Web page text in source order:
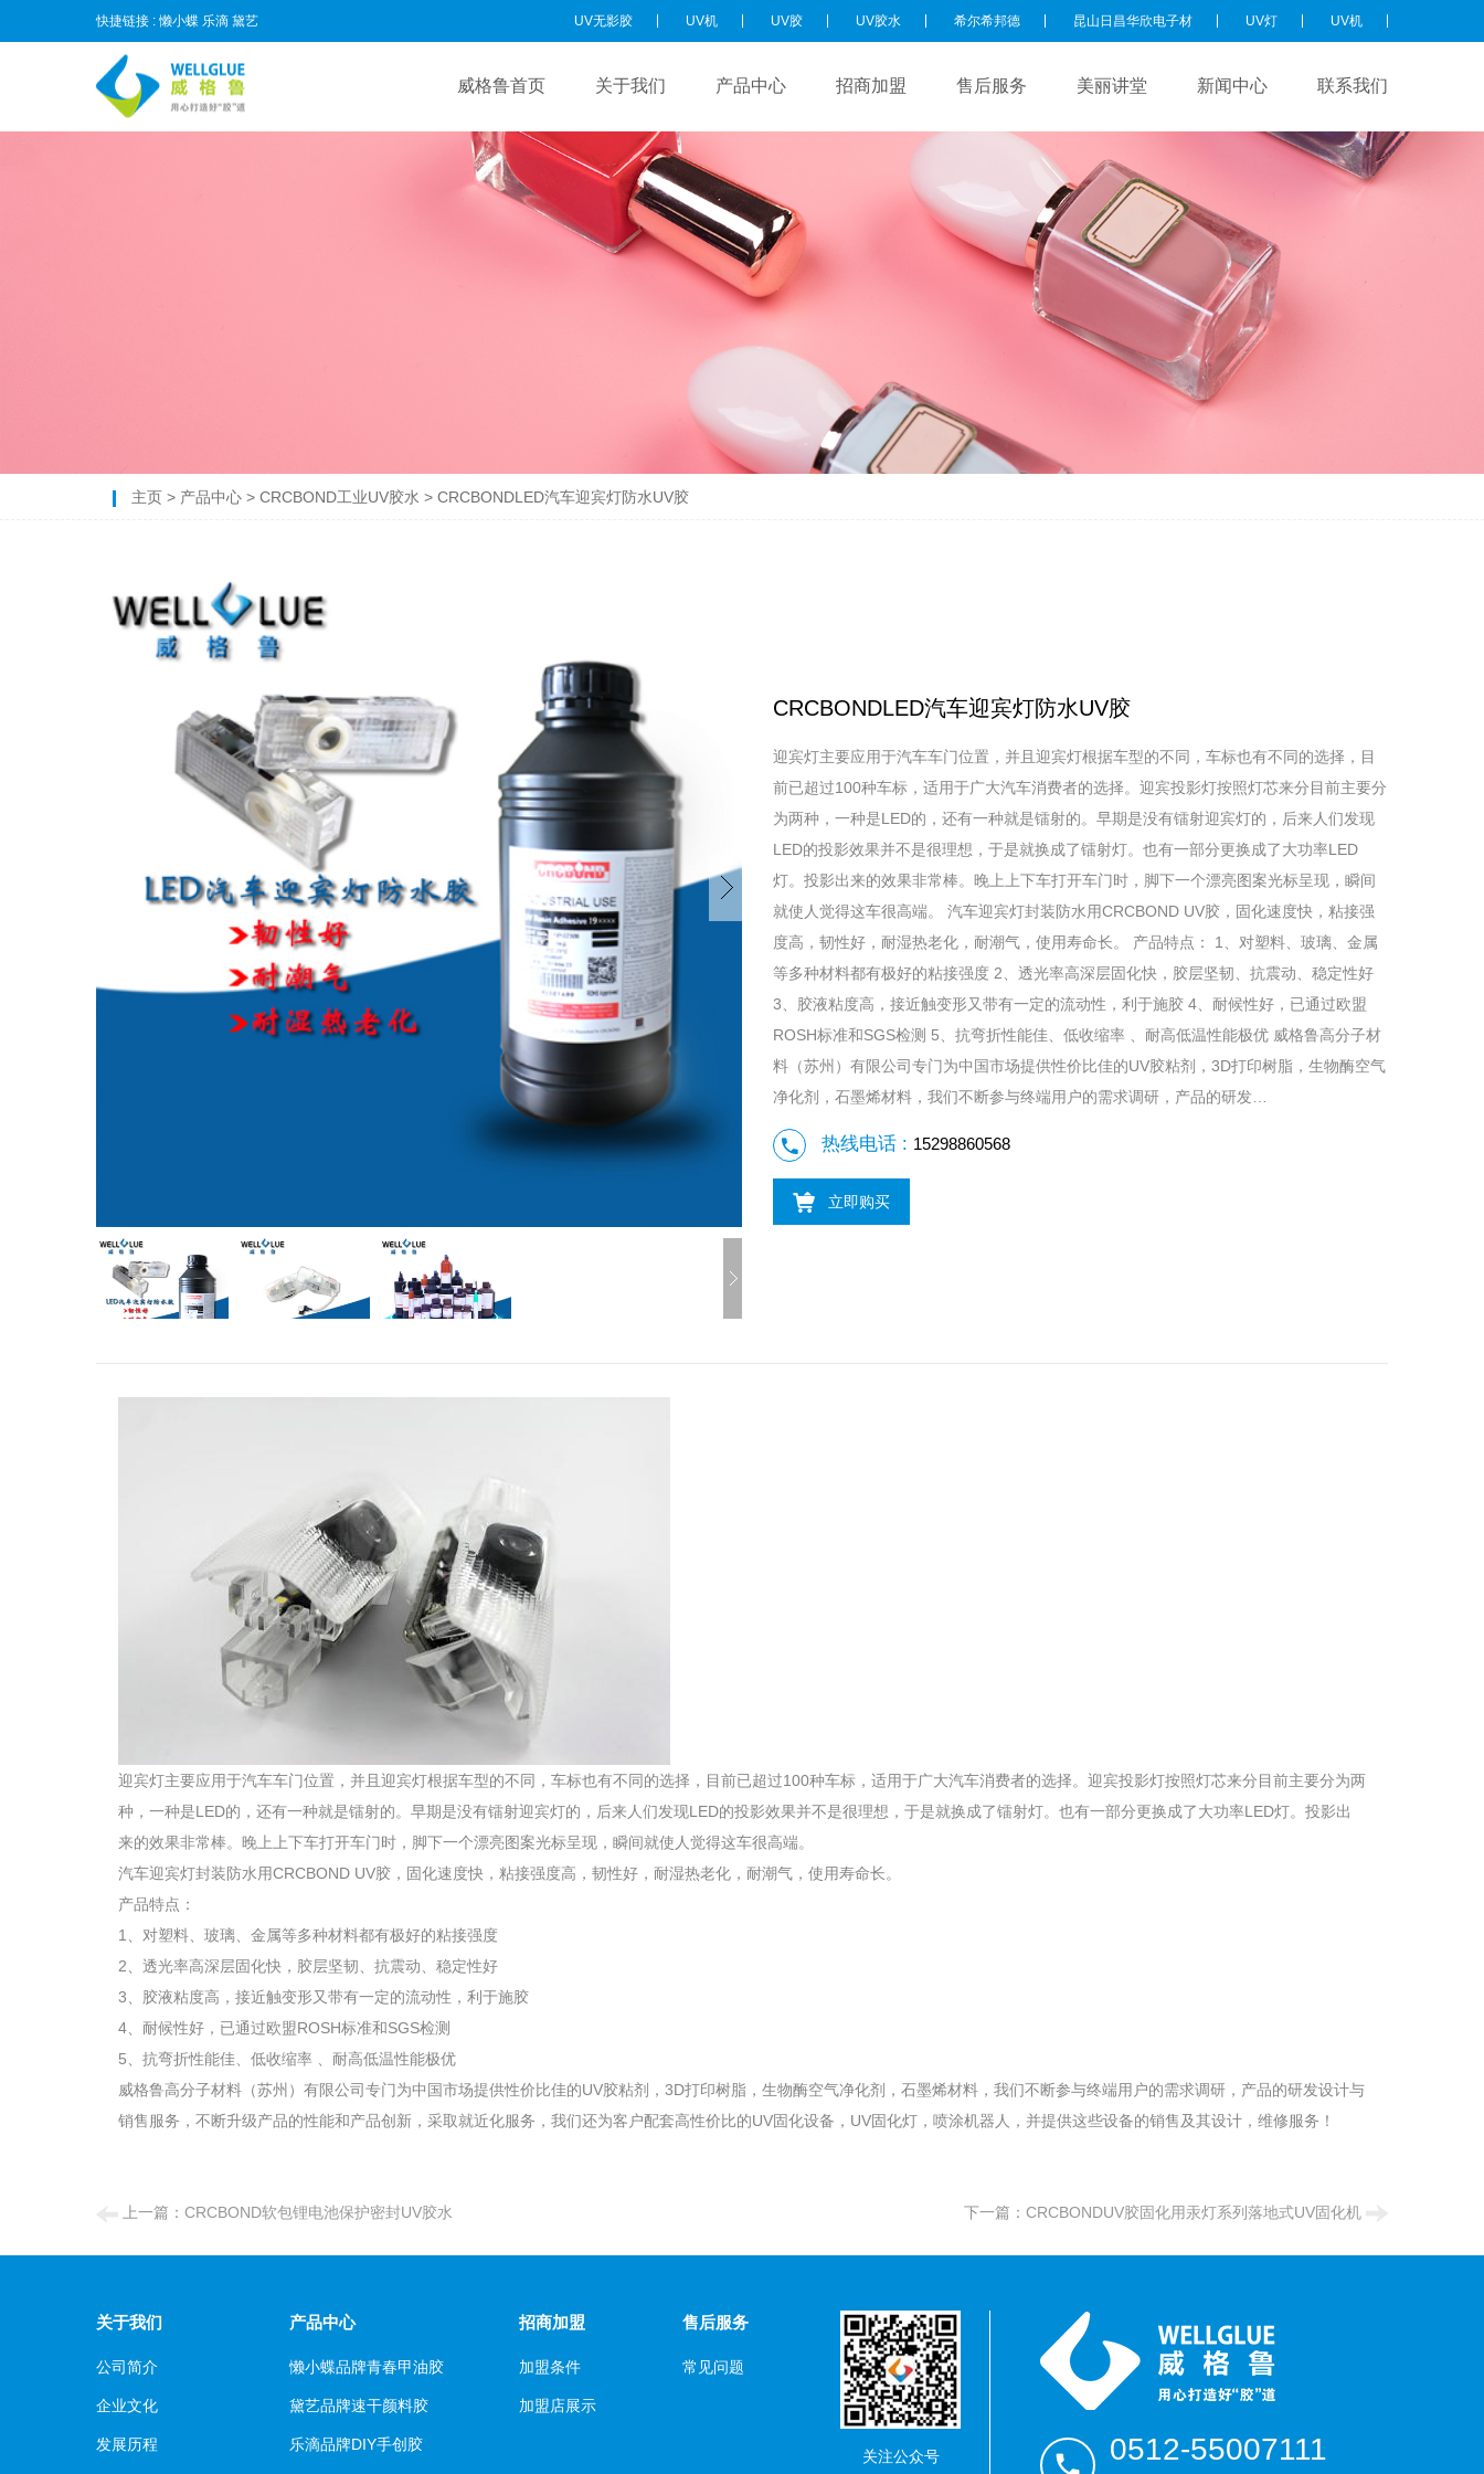
快捷链接 :懒小蝶 乐滴 黛艺 UV无影胶 UV机 UV胶 UV胶水 希尔希邦德 昆山日昌华欣电子材 UV灯 UV机
威格鲁首页 关于我们 产品中心 招商加盟 售后服务 美丽讲堂 新闻中心 联系我们
主页 > 产品中心 > CRCBOND工业UV胶水 > CRCBONDLED汽车迎宾灯防水UV胶
CRCBONDLED汽车迎宾灯防水UV胶
迎宾灯主要应用于汽车车门位置，并且迎宾灯根据车型的不同，车标也有不同的选择，目
前已超过100种车标，适用于广大汽车消费者的选择。迎宾投影灯按照灯芯来分目前主要分
为两种，一种是LED的，还有一种就是镭射的。早期是没有镭射迎宾灯的，后来人们发现
LED的投影效果并不是很理想，于是就换成了镭射灯。也有一部分更换成了大功率LED
灯。投影出来的效果非常棒。晚上上下车打开车门时，脚下一个漂亮图案光标呈现，瞬间
就使人觉得这车很高端。 汽车迎宾灯封装防水用CRCBOND UV胶，固化速度快，粘接强
度高，韧性好，耐湿热老化，耐潮气，使用寿命长。 产品特点： 1、对塑料、玻璃、金属
等多种材料都有极好的粘接强度 2、透光率高深层固化快，胶层坚韧、抗震动、稳定性好
3、胶液粘度高，接近触变形又带有一定的流动性，利于施胶 4、耐候性好，已通过欧盟
ROSH标准和SGS检测 5、抗弯折性能佳、低收缩率 、耐高低温性能极优 威格鲁高分子材
料（苏州）有限公司专门为中国市场提供性价比佳的UV胶粘剂，3D打印树脂，生物酶空气
净化剂，石墨烯材料，我们不断参与终端用户的需求调研，产品的研发…
热线电话 : 15298860568
立即购买
迎宾灯主要应用于汽车车门位置，并且迎宾灯根据车型的不同，车标也有不同的选择，目前已超过100种车标，适用于广大汽车消费者的选择。迎宾投影灯按照灯芯来分目前主要分为两
种，一种是LED的，还有一种就是镭射的。早期是没有镭射迎宾灯的，后来人们发现LED的投影效果并不是很理想，于是就换成了镭射灯。也有一部分更换成了大功率LED灯。投影出
来的效果非常棒。晚上上下车打开车门时，脚下一个漂亮图案光标呈现，瞬间就使人觉得这车很高端。
汽车迎宾灯封装防水用CRCBOND UV胶，固化速度快，粘接强度高，韧性好，耐湿热老化，耐潮气，使用寿命长。
产品特点：
1、对塑料、玻璃、金属等多种材料都有极好的粘接强度
2、透光率高深层固化快，胶层坚韧、抗震动、稳定性好
3、胶液粘度高，接近触变形又带有一定的流动性，利于施胶
4、耐候性好，已通过欧盟ROSH标准和SGS检测
5、抗弯折性能佳、低收缩率 、耐高低温性能极优
威格鲁高分子材料（苏州）有限公司专门为中国市场提供性价比佳的UV胶粘剂，3D打印树脂，生物酶空气净化剂，石墨烯材料，我们不断参与终端用户的需求调研，产品的研发设计与
销售服务，不断升级产品的性能和产品创新，采取就近化服务，我们还为客户配套高性价比的UV固化设备，UV固化灯，喷涂机器人，并提供这些设备的销售及其设计，维修服务！
上一篇： CRCBOND软包锂电池保护密封UV胶水 下一篇： CRCBONDUV胶固化用汞灯系列落地式UV固化机
关于我们
公司简介
企业文化
发展历程
产品中心
懒小蝶品牌青春甲油胶
黛艺品牌速干颜料胶
乐滴品牌DIY手创胶
招商加盟
加盟条件
加盟店展示
售后服务
常见问题
关注公众号
0512-55007111